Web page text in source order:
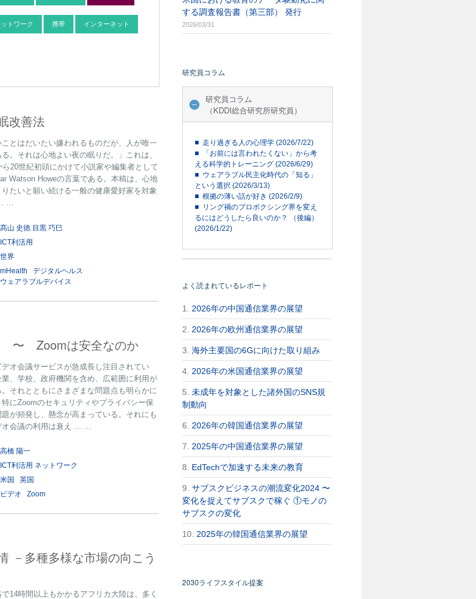
トワーク 携帯 インターネット
改善法
ことはだいたい嫌われるものだが、人が唯一
。それは心地よい夜の眠りだ。」これは、
ら20世紀初頭にかけて小説家や編集者として
Watson Howeの言葉である。本稿は、心地
たいと願い続ける一般の健康愛好家を対象
…
髙山 史徳 目黒 巧巳
ICT利活用
世界
mHealth
デジタルヘルス
ウェアラブルデバイス
〜 Zoomは安全なのか
デオ会議サービスが急成長し注目されてい
、学校、政府機関を含め、広範囲に利用が
それとともにさまざまな問題点も明らかに
にZoomのセキュリティやプライバシー保
が頻発し、懸念が高まっている。それにも
会議の利用は衰え ... …
高橋 陽一
ICT利活用 ネットワーク
米国
英国
ビデオ Zoom
－多種多様な市場の向こう
で14時間以上もかかるアフリカ大陸は、多く
する調査報告書（第三部） 発行
2026/03/31
研究員コラム
研究員コラム
（KDDI総合研究所研究員）
■ 走り過ぎる人の心理学 (2026/7/22)
■ 「お前には言われたくない」から考
える科学的トレーニング (2026/6/29)
■ ウェアラブル民主化時代の「知る」
という選択 (2026/3/13)
■ 根拠の薄い話が好き (2026/2/9)
■ リング禍のプロボクシング界を変え
るにはどうしたら良いのか？ （後編）
(2026/1/22)
よく読まれているレポート
1. 2026年の中国通信業界の展望
2. 2026年の欧州通信業界の展望
3. 海外主要国の6Gに向けた取り組み
4. 2026年の米国通信業界の展望
5. 未成年を対象とした諸外国のSNS規
制動向
6. 2026年の韓国通信業界の展望
7. 2025年の中国通信業界の展望
8. EdTechで加速する未来の教育
9. サブスクビジネスの潮流変化2024 〜
変化を捉えてサブスクで稼ぐ ①モノの
サブスクの変化
10. 2025年の韓国通信業界の展望
2030ライフスタイル提案